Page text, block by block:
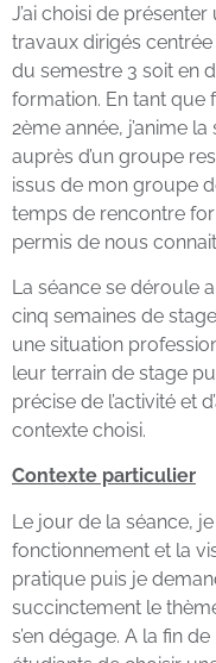
J’ai choisi de
travaux dirigés
du semestre 3 soit en
formation. En tant que
2ème année, j’anime
auprès d’un groupe
issus de mon groupe
temps de rencontre
permis de nous
La séance se déroule
cinq semaines de
une situation
leur terrain de stage
précise de l’activité et
contexte choisi.
Contexte particulier
Le jour de la séance,
fonctionnement et la
pratique puis je
succinctement le
s’en dégage. A la fin